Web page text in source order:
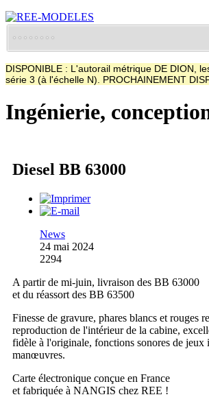
DISPONIBLE : L'autorail métrique DE DION,
série 3 (à l'échelle N). PROCHAINEMENT
Ingénierie,
Diesel BB 63000
News
24 mai 2024
2294
A partir de mi-juin, livraison des BB 63000
et du réassort des BB 63500
Finesse de gravure, phares blancs et rouges
reproduction de l'intérieur de la cabine,
fidèle à l'originale, fonctions sonores de jeux
manœuvres.
Carte électronique conçue en France
et fabriquée à NANGIS chez REE !